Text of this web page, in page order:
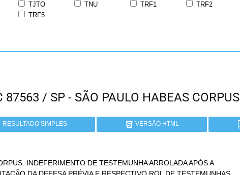
TJTO TNU TRF1 TRF2
TRF5
87563 / SP - SÃO PAULO HABEAS CORPUS
RESULTADO SIMPLES VERSÃO HTML
INDEFERIMENTO DE TESTEMUNHA ARROLADA APÓS A